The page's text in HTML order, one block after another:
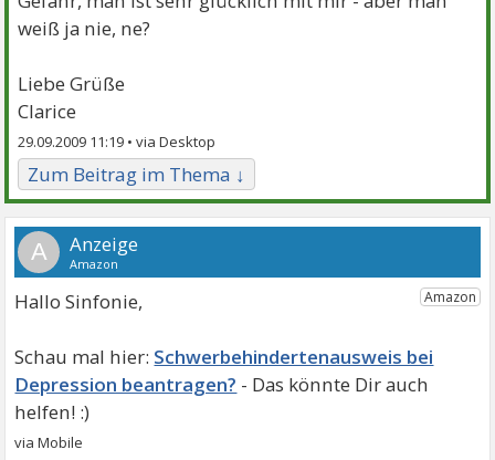
weiß ja nie, ne?
Liebe Grüße
Clarice
29.09.2009 11:19 •
Zum Beitrag im Thema ↓
A
Hallo Sinfonie,
Schwerbehindertenausweis bei
Depression beantragen?